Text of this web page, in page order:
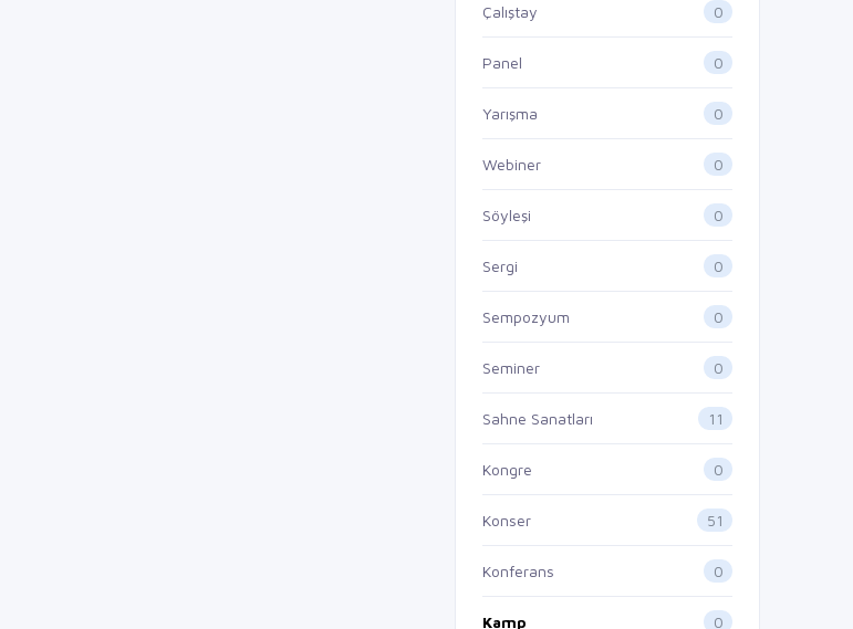
Çalıştay 0
Panel 0
Yarışma 0
Webiner 0
Söyleşi 0
Sergi 0
Sempozyum 0
Seminer 0
Sahne Sanatları 11
Kongre 0
Konser 51
Konferans 0
Kamp 0